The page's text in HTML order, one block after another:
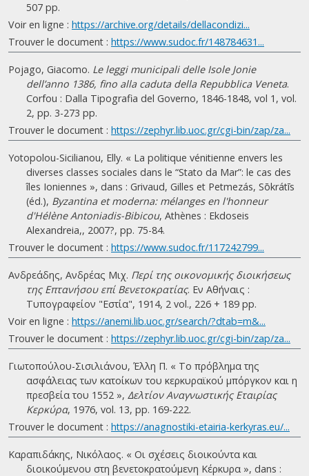
507 pp.
Voir en ligne : https://archive.org/details/dellacondizi...
Trouver le document : https://www.sudoc.fr/148784631...
Pojago, Giacomo. Le leggi municipali delle Isole Jonie
dell’anno 1386, fino alla caduta della Repubblica Veneta.
Corfou : Dalla Tipografia del Governo, 1846-1848, vol 1, vol.
2, pp. 3-273 pp.
Trouver le document : https://zephyr.lib.uoc.gr/cgi-bin/zap/za...
Yotopolou-Sicilianou, Elly. « La politique vénitienne envers les
diverses classes sociales dans le “Stato da Mar”: le cas des
îles Ioniennes », dans : Grivaud, Gilles et Petmezás, Sōkrátīs
(éd.), Byzantina et moderna: mélanges en l'honneur
d'Hélène Antoniadis-Bibicou, Athènes : Ekdoseis
Alexandreia,, 2007?, pp. 75-84.
Trouver le document : https://www.sudoc.fr/117242799...
Ανδρεάδης, Ανδρέας Μιχ. Περί της οικονομικής διοικήσεως
της Επτανήσου επί Βενετοκρατίας. Eν Αθήναις :
Τυπογραφείον "Εστία", 1914, 2 vol., 226 + 189 pp.
Voir en ligne : https://anemi.lib.uoc.gr/search/?dtab=m&...
Trouver le document : https://zephyr.lib.uoc.gr/cgi-bin/zap/za...
Γιωτοπούλου-Σισιλιάνου, Έλλη Π. « Το πρόβλημα της
ασφάλειας των κατοίκων του κερκυραϊκού μπόργκον και η
πρεσβεία του 1552 », Δελτίον Αναγνωστικής Εταιρίας
Κερκύρα, 1976, vol. 13, pp. 169-222.
Trouver le document : https://anagnostiki-etairia-kerkyras.eu/...
Καραπιδάκης, Νικόλαος. « Οι σχέσεις διοικούντα και
διοικούμενου στη βενετοκρατούμενη Κέρκυρα », dans :